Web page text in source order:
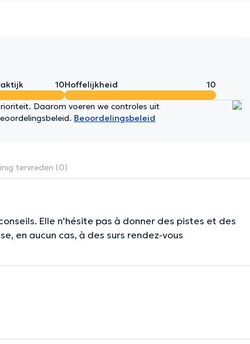
10Hoffelijkheid 10
Daarom voeren we controles uit
Beoordelingsbeleid
tervreden (0)
Elle n'hésite pas à donner des pistes et des
en aucun cas, à des surs rendez-vous